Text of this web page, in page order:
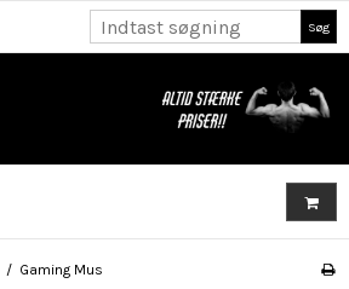
Søg
/ Gaming Mus